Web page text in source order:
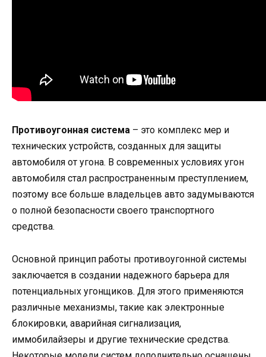
Противоугонная система – это комплекс мер и
технических устройств, созданных для защиты
автомобиля от угона. В современных условиях угон
автомобиля стал распространенным преступлением,
поэтому все больше владельцев авто задумываются
о полной безопасности своего транспортного
средства.
Основной принцип работы противоугонной системы
заключается в создании надежного барьера для
потенциальных угонщиков. Для этого применяются
различные механизмы, такие как электронные
блокировки, аварийная сигнализация,
иммобилайзеры и другие технические средства.